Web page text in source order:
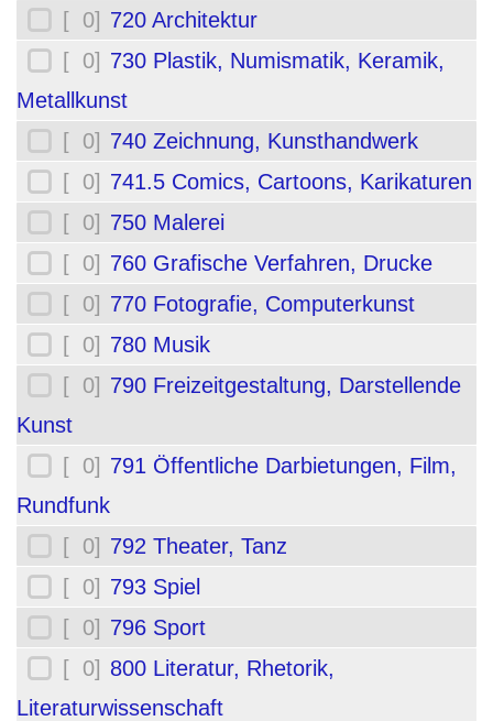
[ 0] 720 Architektur
[ 0] 730 Plastik, Numismatik, Keramik,
Metallkunst
[ 0] 740 Zeichnung, Kunsthandwerk
[ 0] 741.5 Comics, Cartoons, Karikaturen
[ 0] 750 Malerei
[ 0] 760 Grafische Verfahren, Drucke
[ 0] 770 Fotografie, Computerkunst
[ 0] 780 Musik
[ 0] 790 Freizeitgestaltung, Darstellende
Kunst
[ 0] 791 Öffentliche Darbietungen, Film,
Rundfunk
[ 0] 792 Theater, Tanz
[ 0] 793 Spiel
[ 0] 796 Sport
[ 0] 800 Literatur, Rhetorik,
Literaturwissenschaft